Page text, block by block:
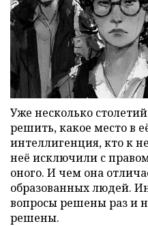
Уже несколько
решить, какое место в
интеллигенция, кто к
неё исключили с
оного. И чем она
образованных людей.
вопросы решены раз и
решены.